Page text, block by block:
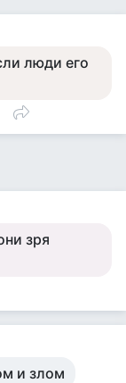
люди его
зря
и злом